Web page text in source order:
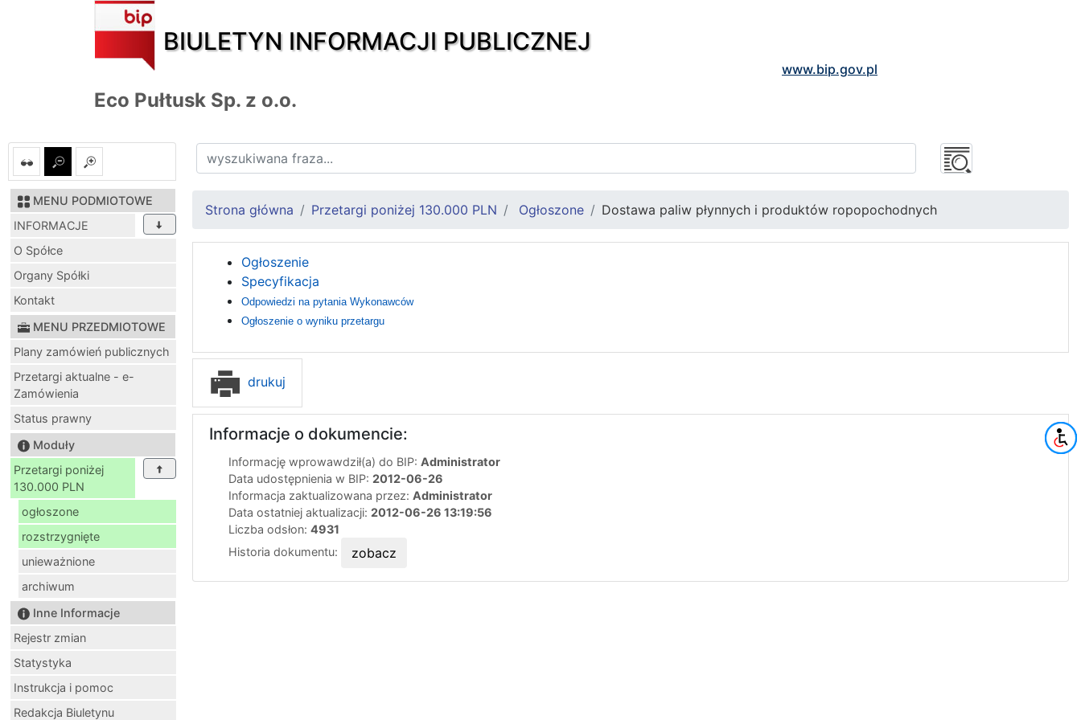
BIULETYN INFORMACJI PUBLICZNEJ
www.bip.gov.pl
Eco Pułtusk Sp. z o.o.
MENU PODMIOTOWE
INFORMACJE
O Spółce
Organy Spółki
Kontakt
MENU PRZEDMIOTOWE
Plany zamówień publicznych
Przetargi aktualne - e-
Zamówienia
Status prawny
Moduły
Przetargi poniżej
130.000 PLN
ogłoszone
rozstrzygnięte
unieważnione
archiwum
Inne Informacje
Rejestr zmian
Statystyka
Instrukcja i pomoc
Redakcja Biuletynu
Strona główna Przetargi poniżej 130.000 PLN Ogłoszone Dostawa paliw płynnych i produktów ropopochodnych
Ogłoszenie
Specyfikacja
Odpowiedzi na pytania Wykonawców
Ogłoszenie o wyniku przetargu
drukuj
Informacje o dokumencie:
Informację wprowawdził(a) do BIP: Administrator
Data udostępnienia w BIP: 2012-06-26
Informacja zaktualizowana przez: Administrator
Data ostatniej aktualizacji: 2012-06-26 13:19:56
Liczba odsłon: 4931
Historia dokumentu:
zobacz